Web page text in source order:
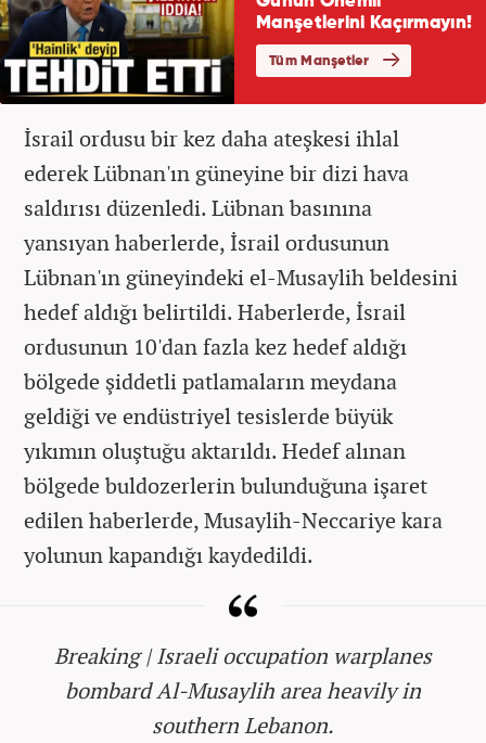
İsrail ordusu bir kez daha ateşkesi ihlal
ederek Lübnan'ın güneyine bir dizi hava
saldırısı düzenledi. Lübnan basınına
yansıyan haberlerde, İsrail ordusunun
Lübnan'ın güneyindeki el-Musaylih beldesini
hedef aldığı belirtildi. Haberlerde, İsrail
ordusunun 10'dan fazla kez hedef aldığı
bölgede şiddetli patlamaların meydana
geldiği ve endüstriyel tesislerde büyük
yıkımın oluştuğu aktarıldı. Hedef alınan
bölgede buldozerlerin bulunduğuna işaret
edilen haberlerde, Musaylih-Neccariye kara
yolunun kapandığı kaydedildi.
Breaking | Israeli occupation warplanes
bombard Al‑Musaylih area heavily in
southern Lebanon.